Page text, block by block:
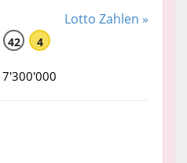
Lotto Zahlen »
42 4